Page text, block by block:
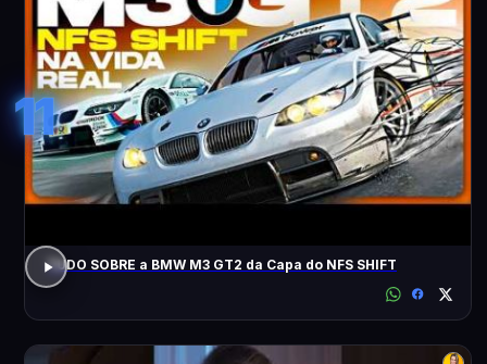
11
TUDO SOBRE a BMW M3 GT2 da Capa do NFS SHIFT